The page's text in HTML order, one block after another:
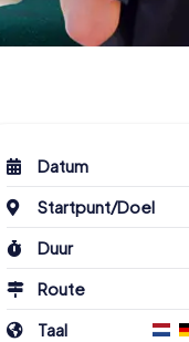
Datum
Startpunt/Doel
Duur
Route
Taal